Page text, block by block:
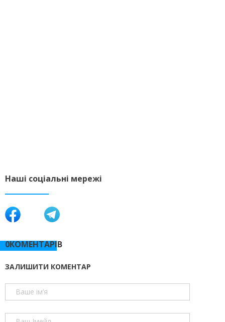
Наші соціальні мережі
0КОМЕНТАРІВ
ЗАЛИШИТИ КОМЕНТАР